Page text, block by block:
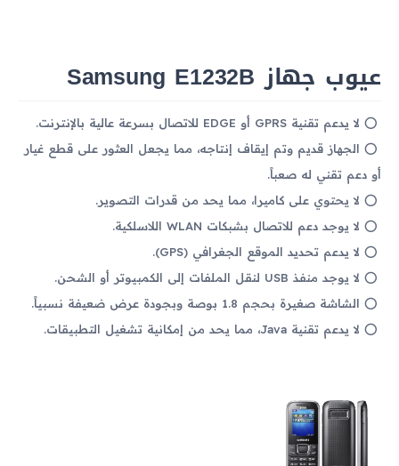
عيوب جهاز Samsung E1232B
لا يدعم تقنية GPRS أو EDGE للاتصال بسرعة عالية بالإنترنت.
الجهاز قديم وتم إيقاف إنتاجه، مما يجعل العثور على قطع غيار
أو دعم تقني له صعباً.
لا يحتوي على كاميرا، مما يحد من قدرات التصوير.
لا يوجد دعم للاتصال بشبكات WLAN اللاسلكية.
لا يدعم تحديد الموقع الجغرافي (GPS).
لا يوجد منفذ USB لنقل الملفات إلى الكمبيوتر أو الشحن.
الشاشة صغيرة بحجم 1.8 بوصة وبجودة عرض ضعيفة نسبياً.
لا يدعم تقنية Java، مما يحد من إمكانية تشغيل التطبيقات.